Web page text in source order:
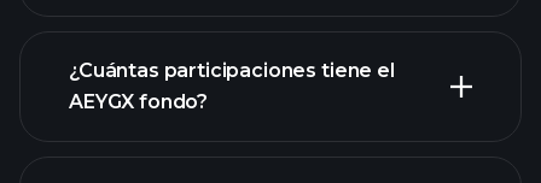
participaciones
participaciones
¿Cuántas participaciones tiene el
AEYGX fondo?